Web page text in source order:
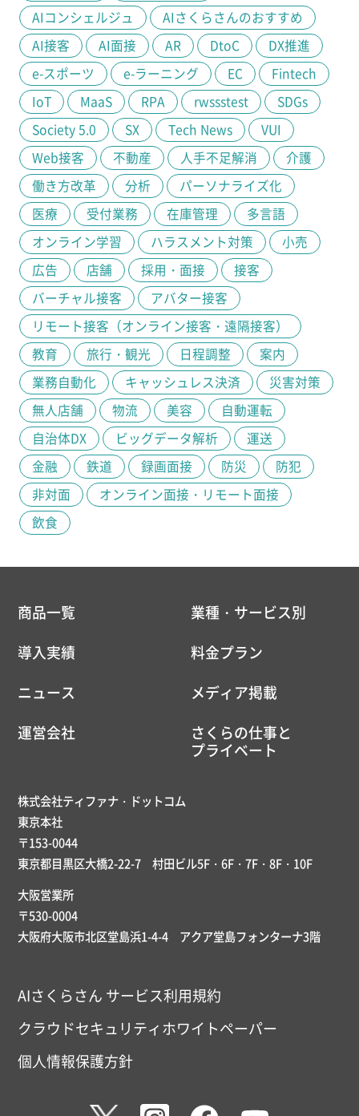
AIコンシェルジュ
AIさくらさんのおすすめ
AI接客
AI面接 AR DtoC
DX推進
e-スポーツ
e-ラーニング EC
Fintech
IoT
MaaS RPA rwssstest
SDGs
Society 5.0
SX Tech News
VUI
Web接客
不動産 人手不足解消
介護
働き方改革
分析
パーソナライズ化
医療
受付業務 在庫管理
多言語
オンライン学習
ハラスメント対策
小売
広告
店舗 採用・面接
接客
バーチャル接客
アバター接客
リモート接客（オンライン接客・遠隔接客）
教育
旅行・観光 日程調整
案内
業務自動化
キャッシュレス決済
災害対策
無人店舗
物流 美容
自動運転
自治体DX
ビッグデータ解析
運送
金融
鉄道 録画面接 防災
防犯
非対面
オンライン面接・リモート面接
飲食
商品一覧
業種・サービス別
導入実績
料金プラン
ニュース
メディア掲載
運営会社
さくらの仕事と
プライベート
株式会社ティファナ・ドットコム
東京本社
〒153-0044
東京都目黒区大橋2-22-7 村田ビル5F・6F・7F・8F・10F
大阪営業所
〒530-0004
大阪府大阪市北区堂島浜1-4-4 アクア堂島フォンターナ3階
AIさくらさん サービス利用規約
クラウドセキュリティホワイトペーパー
個人情報保護方針